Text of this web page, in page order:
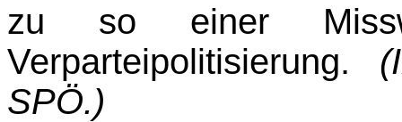
zu so einer
Verparteipolitisierung.
SPÖ.)